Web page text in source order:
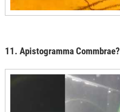
11. Apistogramma Commbrae?